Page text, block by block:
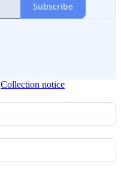
Subscribe
Collection notice